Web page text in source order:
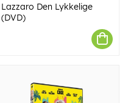
Lazzaro Den Lykkelige
(DVD)